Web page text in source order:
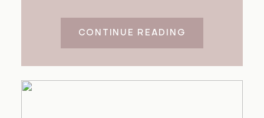
CONTINUE READING